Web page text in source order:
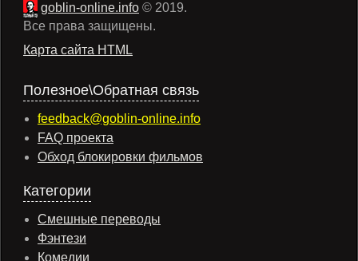
goblin-online.info © 2019.
Все права защищены.
Карта сайта HTML
Полезное\Обратная связь
feedback@goblin-online.info
FAQ проекта
Обход блокировки фильмов
Категории
Смешные переводы
Фэнтези
Комедии